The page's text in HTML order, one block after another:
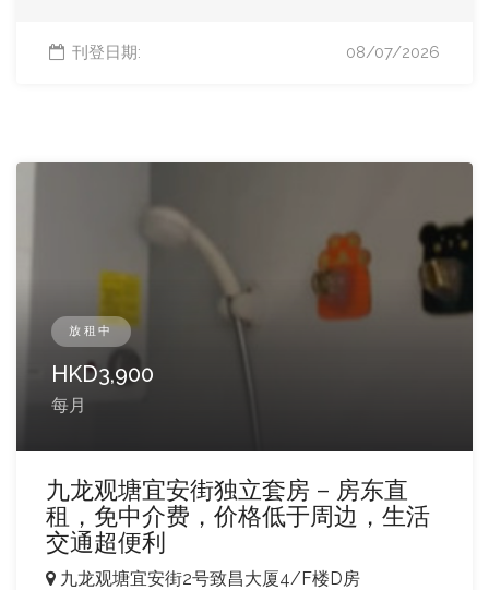
刊登日期: 08/07/2026
放租中
HKD3,900
每月
九龙观塘宜安街独立套房 – 房东直
租，免中介费，价格低于周边，生活
交通超便利
九龙观塘宜安街2号致昌大厦4/F楼D房